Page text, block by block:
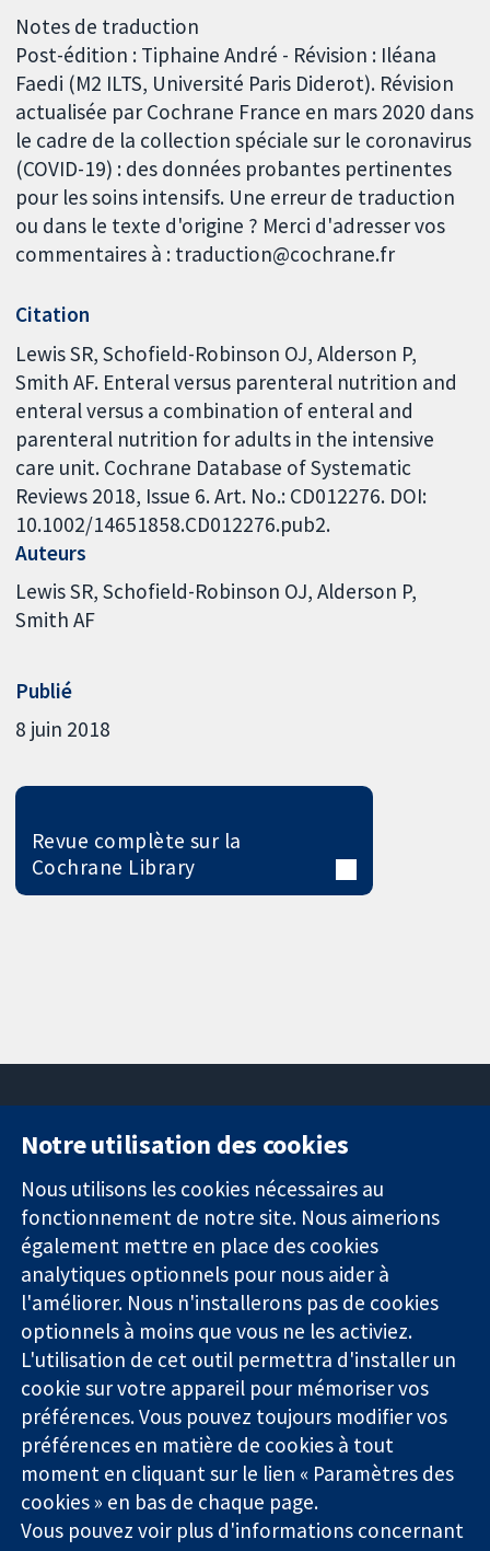
Notes de traduction
Post-édition : Tiphaine André - Révision : Iléana
Faedi (M2 ILTS, Université Paris Diderot). Révision
actualisée par Cochrane France en mars 2020 dans
le cadre de la collection spéciale sur le coronavirus
(COVID-19) : des données probantes pertinentes
pour les soins intensifs. Une erreur de traduction
ou dans le texte d'origine ? Merci d'adresser vos
commentaires à : traduction@cochrane.fr
Citation
Lewis SR, Schofield-Robinson OJ, Alderson P,
Smith AF. Enteral versus parenteral nutrition and
enteral versus a combination of enteral and
parenteral nutrition for adults in the intensive
care unit. Cochrane Database of Systematic
Reviews 2018, Issue 6. Art. No.: CD012276. DOI:
10.1002/14651858.CD012276.pub2.
Auteurs
Lewis SR Schofield-Robinson OJ Alderson P
Smith AF
Publié
8 juin 2018
Revue complète sur la
Cochrane Library
Des données
probantes.
Des décisions
éclairées.
Une meilleure
santé.
11-13 Cavendish
Square
Londres
W1G0AN
Royaume-Uni
nous
Actualités
Service de
presse
Qui sommes-
nous
Offres
d'emploi
Library
La Collaboration Cochrane est une association caritative (n°
1045921) et une société à responsabilité limitée par garantie (n°
03044323) enregistrée en Angleterre et au Pays de Galles. Numéro
Notre utilisation des cookies
Nous utilisons les cookies nécessaires au
fonctionnement de notre site. Nous aimerions
également mettre en place des cookies
analytiques optionnels pour nous aider à
l'améliorer. Nous n'installerons pas de cookies
optionnels à moins que vous ne les activiez.
L'utilisation de cet outil permettra d'installer un
cookie sur votre appareil pour mémoriser vos
préférences. Vous pouvez toujours modifier vos
préférences en matière de cookies à tout
moment en cliquant sur le lien « Paramètres des
cookies » en bas de chaque page.
Vous pouvez voir plus d'informations concernant